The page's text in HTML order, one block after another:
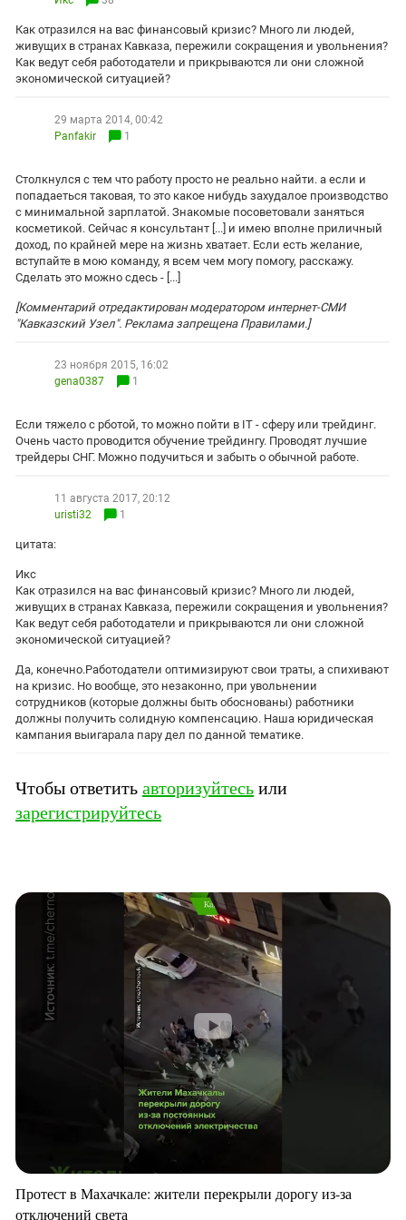
КАВКАЗ ЗА ПАЛЕСТИНУ
ИНАКОМЫСЛИЕ В ЧЕЧНЕ
ПРЕСЛЕДОВАНИЕ АКТИВИСТОВ
Ингушетия
Кабардино-Балкария
Карачаево-Черкесия
Нагорный Карабах
Российская Федерация
Ростовская область
Северная Осетия - Алания
Ставропольский край
Южная Осетия
ЮФО
Как отразился на вас финансовый кризис? Много ли людей,
живущих в странах Кавказа, пережили сокращения и увольнения?
Как ведут себя работодатели и прикрываются ли они сложной
экономической ситуацией?
29 марта 2014, 00:42
Panfakir
1
Столкнулся с тем что работу просто не реально найти. а если и
попадаеться таковая, то это какое нибудь захудалое производство
с минимальной зарплатой. Знакомые посоветовали заняться
косметикой. Сейчас я консультант [...] и имею вполне приличный
доход, по крайней мере на жизнь хватает. Если есть желание,
вступайте в мою команду, я всем чем могу помогу, расскажу.
Сделать это можно сдесь - [...]
[Комментарий отредактирован модератором интернет-СМИ
"Кавказский Узел". Реклама запрещена Правилами.]
23 ноября 2015, 16:02
gena0387
1
Если тяжело с рботой, то можно пойти в IT - сферу или трейдинг.
Очень часто проводится обучение трейдингу. Проводят лучшие
трейдеры СНГ. Можно подучиться и забыть о обычной работе.
11 августа 2017, 20:12
uristi32
1
цитата:
Икс
Как отразился на вас финансовый кризис? Много ли людей,
живущих в странах Кавказа, пережили сокращения и увольнения?
Как ведут себя работодатели и прикрываются ли они сложной
экономической ситуацией?
Да, конечно.Работодатели оптимизируют свои траты, а спихивают
на кризис. Но вообще, это незаконно, при увольнении
сотрудников (которые должны быть обоснованы) работники
должны получить солидную компенсацию. Наша юридическая
кампания выигарала пару дел по данной тематике.
Чтобы ответитьавторизуйтесьили
зарегистрируйтесь
Протест в Махачкале: жители перекрыли дорогу из-за
отключений света